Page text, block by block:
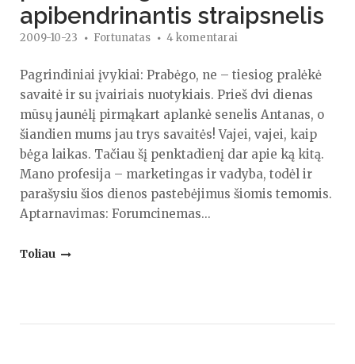
apibendrinantis straipsnelis
2009-10-23 Fortunatas 4 komentarai
Pagrindiniai įvykiai: Prabėgo, ne – tiesiog pralėkė
savaitė ir su įvairiais nuotykiais. Prieš dvi dienas
mūsų jaunėlį pirmąkart aplankė senelis Antanas, o
šiandien mums jau trys savaitės! Vajei, vajei, kaip
bėga laikas. Tačiau šį penktadienį dar apie ką kitą.
Mano profesija – marketingas ir vadyba, todėl ir
parašysiu šios dienos pastebėjimus šiomis temomis.
Aptarnavimas: Forumcinemas...
"Reklaminis,
Toliau